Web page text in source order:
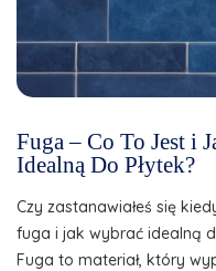
Fuga – Co To Jest i
Idealną Do Płytek?
Czy zastanawiałeś się
fuga i jak wybrać idealną
Fuga to materiał, który